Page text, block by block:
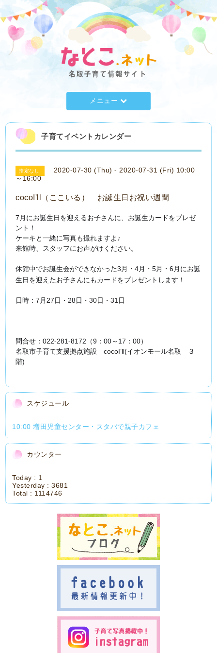
メニュー
子育てイベントカレンダー
指定なし
2020-07-30 (Thu) - 2020-07-31 (Fri) 10:00
～16:00
cocoI'll（ここいる） お誕生日お祝い週間
7月にお誕生日を迎えるお子さんに、お誕生カードをプレゼ
ント！
ケーキと一緒に写真も撮れますよ♪
来館時、スタッフにお声がけください。
休館中でお誕生会ができなかった3月・4月・5月・6月にお誕
生日を迎えたお子さんにもカードをプレゼントします！
日時：7月27日・28日・30日・31日
問合せ：022‐281-8172（9：00～17：00）
名取市子育て支援拠点施設 cocoI’ll(イオンモール名取 ３
階)
スケジュール
10:00 増田児童センター・スタバで親子カフェ
カウンター
Today : 1
Yesterday :3681
Total : 1114746